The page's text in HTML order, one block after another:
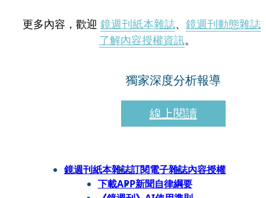
更多內容，歡迎 鏡週刊紙本雜誌、 鏡週刊動態雜誌
了解內容授權資訊。
獨家深度分析報導
線上閱讀
鏡週刊紙本雜誌訂閱電子雜誌內容授權
下載APP新聞自律綱要